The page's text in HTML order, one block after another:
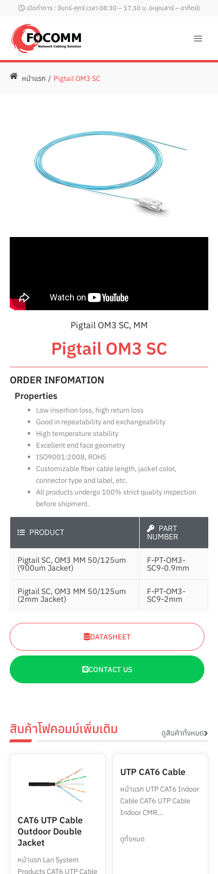
content
เปิดทำการ : จันทร์-ศุกร์ เวลา 08:30 – 17.30 น. (หยุดเสาร์ – อาทิตย์)
หน้าแรก / Pigtail OM3 SC
Pigtail OM3 SC, MM
Pigtail OM3 SC
ORDER INFOMATION
Properties
Low insertion loss, high return loss
Good in repeatability and exchangeability
High temperature stability
Excellent end face geometry
ISO9001:2008, ROHS
Customizable fiber cable length, jacket color,
connector type and label, etc.
All products undergo 100% strict quality inspection
before shipment.
PRODUCT
PART
NUMBER
Pigtail SC, OM3 MM 50/125um
(900um Jacket)
F-PT-OM3-
SC9-0.9mm
Pigtail SC, OM3 MM 50/125um
(2mm Jacket)
F-PT-OM3-
SC9-2mm
DATASHEET
CONTACT US
สินค้าโฟคอมม์เพิ่มเติม ดูสินค้าทั้งหมด
CAT6 UTP Cable
Outdoor Double
Jacket
หน้าแรก Lan System
Products CAT6 UTP Cable
UTP CAT6 Cable
หน้าแรก UTP CAT6 Indoor
Cable CAT6 UTP Cable
Indoor CMR...
ดูทั้งหมด